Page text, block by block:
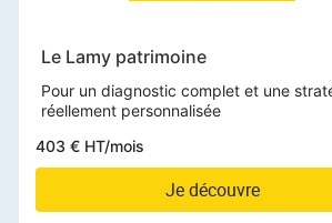
Le Lamy patrimoine
Pour un diagnostic complet et une
réellement personnalisée
403 € HT/mois
Je découvre